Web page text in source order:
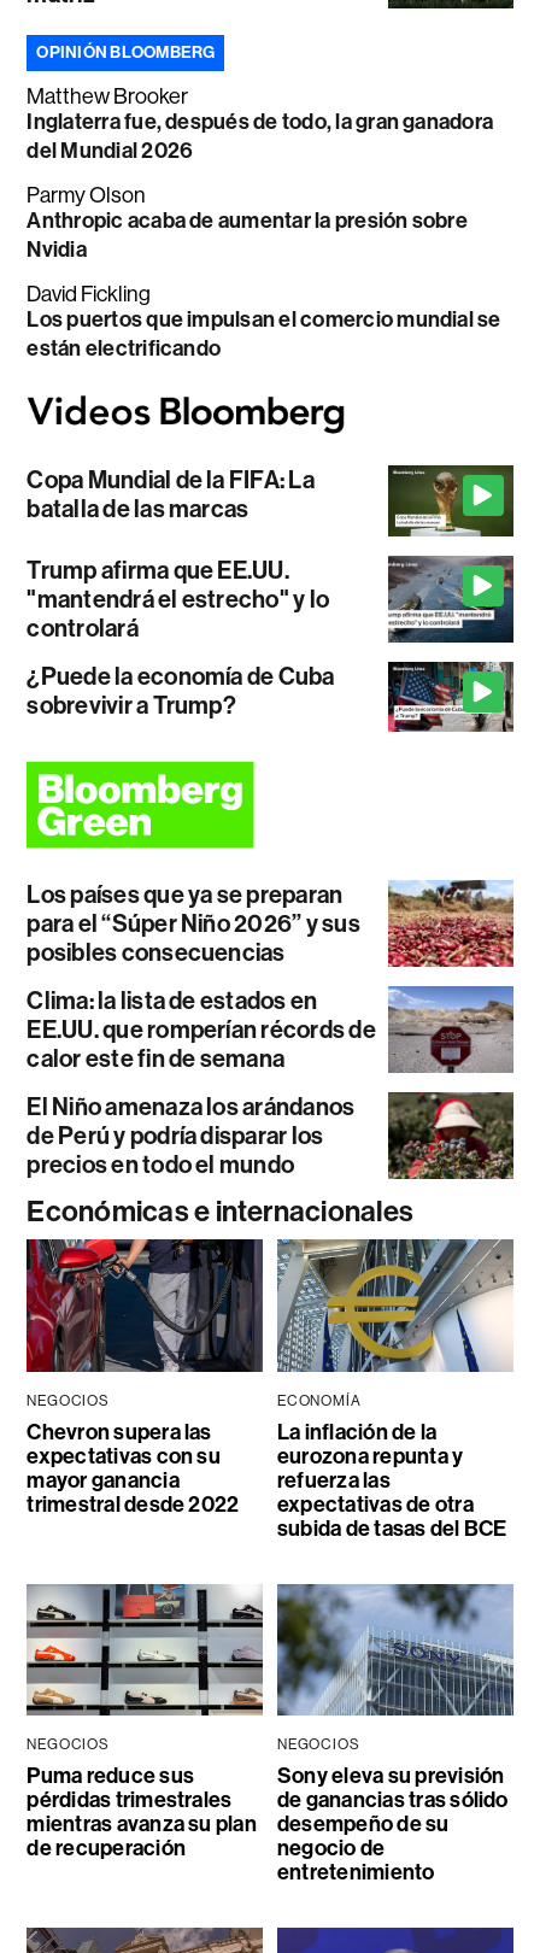
OPINIÓN BLOOMBERG
Matthew Brooker
Inglaterra fue, después de todo, la gran ganadora
del Mundial 2026
Parmy Olson
Anthropic acaba de aumentar la presión sobre
Nvidia
David Fickling
Los puertos que impulsan el comercio mundial se
están electrificando
Copa Mundial de la FIFA: La
batalla de las marcas
Trump afirma que EE.UU.
"mantendrá el estrecho" y lo
controlará
¿Puede la economía de Cuba
sobrevivir a Trump?
Los países que ya se preparan
para el “Súper Niño 2026” y sus
posibles consecuencias
Clima: la lista de estados en
EE.UU. que romperían récords de
calor este fin de semana
El Niño amenaza los arándanos
de Perú y podría disparar los
precios en todo el mundo
Económicas e internacionales
NEGOCIOS
Chevron supera las
expectativas con su
mayor ganancia
trimestral desde 2022
ECONOMÍA
La inflación de la
eurozona repunta y
refuerza las
expectativas de otra
subida de tasas del BCE
NEGOCIOS
Puma reduce sus
pérdidas trimestrales
mientras avanza su plan
de recuperación
NEGOCIOS
Sony eleva su previsión
de ganancias tras sólido
desempeño de su
negocio de
entretenimiento